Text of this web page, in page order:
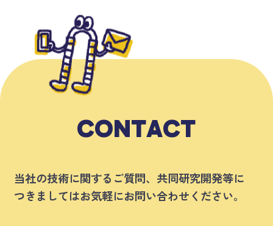
CONTACT
当社の技術に関するご質問、共同研究開発等に
つきましてはお気軽にお問い合わせください。